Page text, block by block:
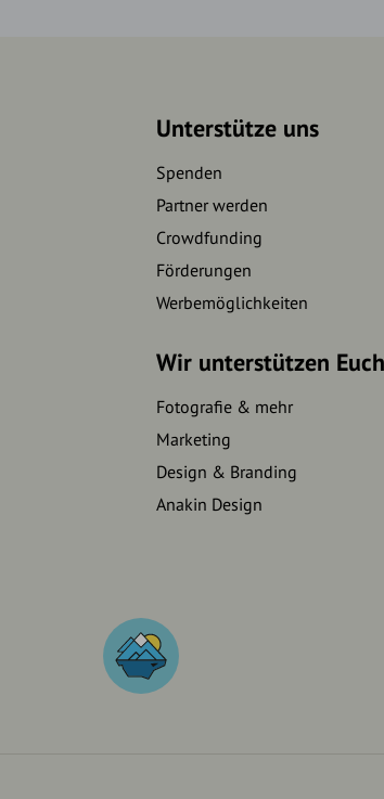
Unterstütze uns
Spenden
Partner werden
Crowdfunding
Förderungen
Werbemöglichkeiten
Wir unterstützen Euch
Fotografie & mehr
Marketing
Design & Branding
Anakin Design